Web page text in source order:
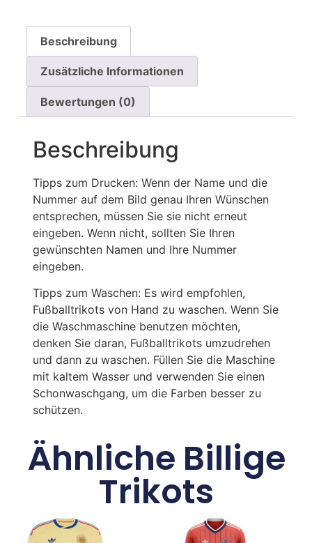
Beschreibung
Zusätzliche Informationen
Bewertungen (0)
Beschreibung
Tipps zum Drucken: Wenn der Name und die
Nummer auf dem Bild genau Ihren Wünschen
entsprechen, müssen Sie sie nicht erneut
eingeben. Wenn nicht, sollten Sie Ihren
gewünschten Namen und Ihre Nummer
eingeben.
Tipps zum Waschen: Es wird empfohlen,
Fußballtrikots von Hand zu waschen. Wenn Sie
die Waschmaschine benutzen möchten,
denken Sie daran, Fußballtrikots umzudrehen
und dann zu waschen. Füllen Sie die Maschine
mit kaltem Wasser und verwenden Sie einen
Schonwaschgang, um die Farben besser zu
schützen.
Ähnliche Billige
Trikots